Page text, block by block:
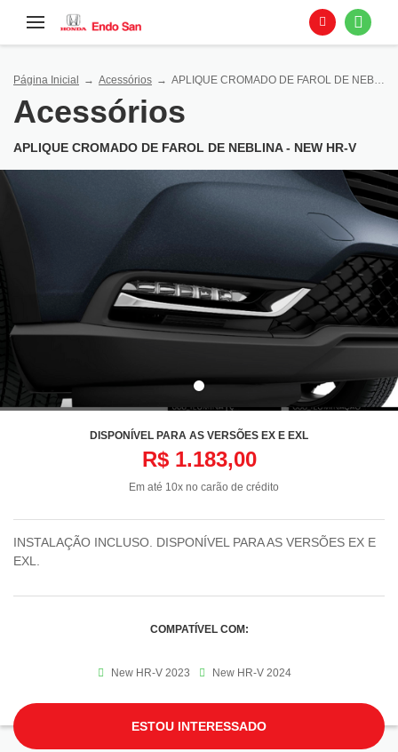
Página Inicial Acessórios APLIQUE CROMADO DE FAROL DE NEBLINA - NEW HR-V
Acessórios
APLIQUE CROMADO DE FAROL DE NEBLINA - NEW HR-V
DISPONÍVEL PARA AS VERSÕES EX E EXL
R$ 1.183,00
Em até 10x no carão de crédito
INSTALAÇÃO INCLUSO. DISPONÍVEL PARA AS VERSÕES EX E
EXL.
COMPATÍVEL COM:
New HR-V 2023 New HR-V 2024
ESTOU INTERESSADO